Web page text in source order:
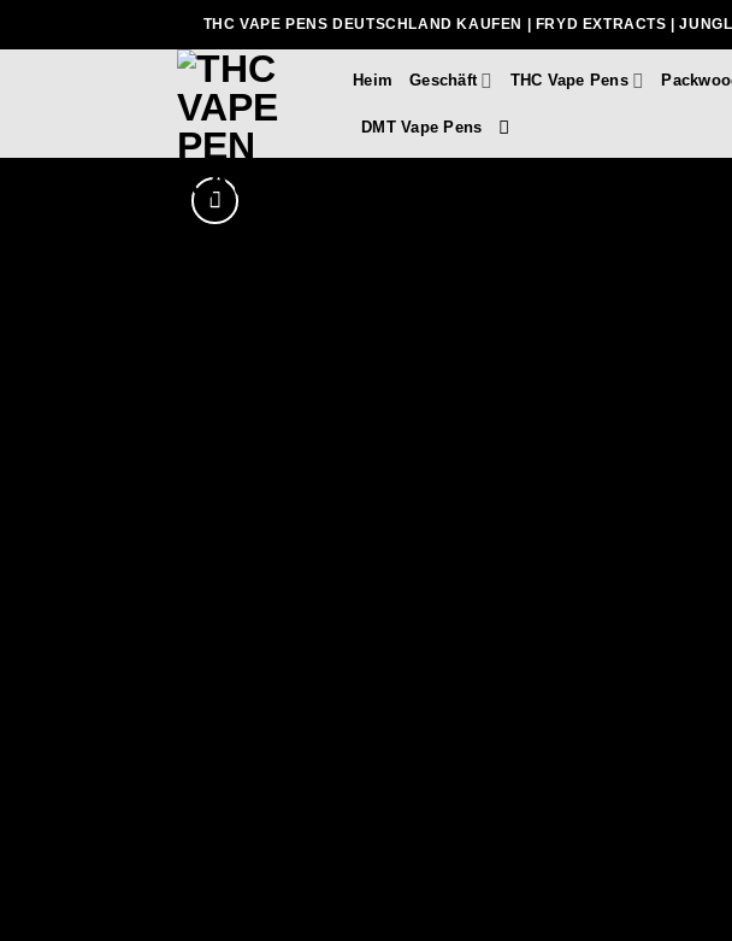
THC VAPE PENS DEUTSCHLAND KAUFEN | FRYD EXTRACTS |
Heim Geschäft THC Vape Pens
DMT Vape Pens